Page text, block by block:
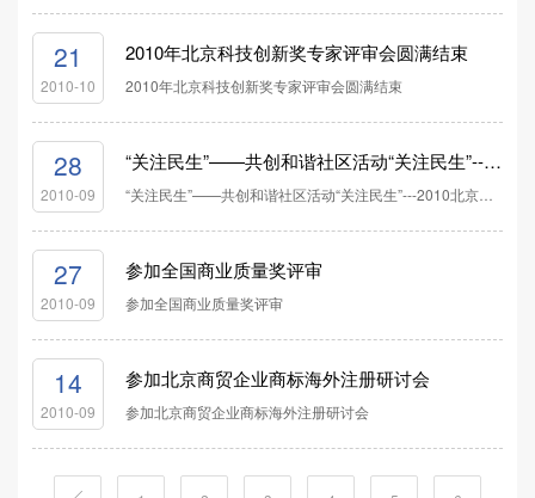
21
2010-10
2010年北京科技创新奖专家评审会圆满结束
2010年北京科技创新奖专家评审会圆满结束
28
2010-09
“关注民生”——共创和谐社区活动“关注民生”---2010北京名优企业民生服务行系列活动
27
2010-09
参加全国商业质量奖评审
参加全国商业质量奖评审
14
2010-09
参加北京商贸企业商标海外注册研讨会
参加北京商贸企业商标海外注册研讨会